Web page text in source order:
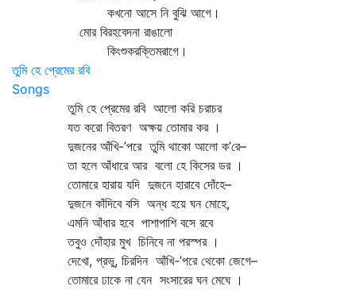
কখনো আসে নি বুঝি আগে।
মোর বিরহবেদনা রাঙালো
কিংশুকরক্তিমরাগে।
তুমি হে প্রেমের রবি
Songs
তুমি হে প্রেমের রবি আলো করি চরাচর
যত করো বিতরণ অক্ষয় তোমার কর ।
দুজনের আঁখি-’পরে তুমি থাকো আলো ক’রে–
তা হলে আঁধারে আর বলো হে কিসের ডর ।
তোমারে হারায় যদি দুজনে হারাবে দোঁহে–
দুজনে কাঁদিবে বসি অন্ধ হয়ে ঘন মোহে,
এমনি আঁধার হবে পাশাপাশি বসে রবে
তবুও দোঁহার মুখ চিনিবে না পরস্পর ।
দেখো, প্রভু, চিরদিন আঁখি-’পরে থেকো জেগে–
তোমারে ঢাকে না যেন সংসারের ঘন মেঘে ।